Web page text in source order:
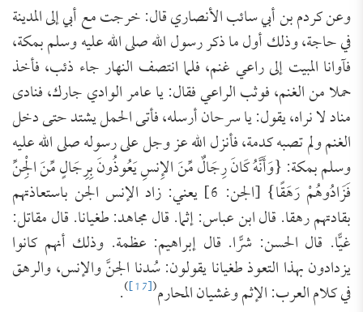
وعن كردم بن أبي سائب الأنصاري قال: خرجت مع أبي إلى المدينة
في حاجة، وذلك أول ما ذكر رسول الله صلى الله عليه وسلم بمكة،
فآوانا المبيت إلى راعي غنم، فلما انتصف النهار جاء ذئب، فأخذ
حملا من الغنم، فوثب الراعي فقال: يا عامر الوادي جارك، فنادى
مناد لا نراه، يقول: يا سرحان أرسله، فأتى الحمل يشتد حتى دخل
الغنم ولم تصبه كدمة، فأنزل الله عز وجل على رسوله صلى الله عليه
وسلم بمكة: {وَأَنَّهُ كَانَ رِجَالٌ مِّنَ الإِنسِ يَعُوذُونَ بِرِجَالٍ مِّنَ الْجِنِّ
فَزَادُوهُمْ رَهَقًا} [الجن: 6] يعني: زاد الإنس الجن باستعاذتهم
بقادتهم رهقا. قال ابن عباس: إثما. قال مجاهد: طغيانا. قال مقاتل:
غيًّا. قال الحسن: شرًّا. قال إبراهيم: عظمة. وذلك أنهم كانوا
يزدادون بهذا التعوذ طغيانا يقولون: سُدنا الجنَّ والإنس، والرهق
في كلام العرب: الإثم وغشيان المحارم(
[17]
)
.